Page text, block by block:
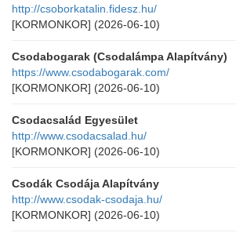
http://csoborkatalin.fidesz.hu/
[KORMONKOR] (2026-06-10)
Csodabogarak (Csodalámpa Alapítvány)
https://www.csodabogarak.com/
[KORMONKOR] (2026-06-10)
Csodacsalád Egyesület
http://www.csodacsalad.hu/
[KORMONKOR] (2026-06-10)
Csodák Csodája Alapítvány
http://www.csodak-csodaja.hu/
[KORMONKOR] (2026-06-10)